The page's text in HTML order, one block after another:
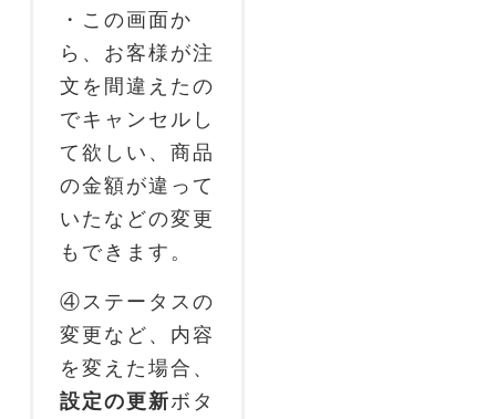
・この画面か
ら、お客様が注
文を間違えたの
でキャンセルし
て欲しい、商品
の金額が違って
いたなどの変更
もできます。
④ステータスの
変更など、内容
を変えた場合、
設定の更新ボタ